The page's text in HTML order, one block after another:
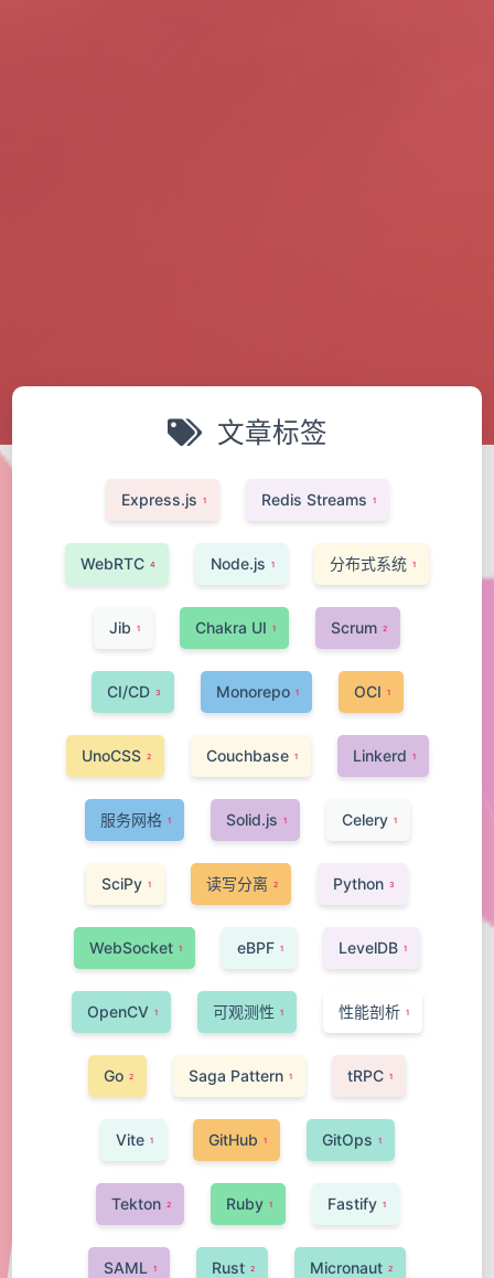
文章标签
Express.js 1 Redis Streams 1
WebRTC 4 Node.js 1 分布式系统 1
Jib 1 Chakra UI 1 Scrum 2
CI/CD 3 Monorepo 1 OCI 1
UnoCSS 2 Couchbase 1 Linkerd 1
服务网格 1 Solid.js 1 Celery 1
SciPy 1 读写分离 2 Python 3
WebSocket 1 eBPF 1 LevelDB 1
OpenCV 1 可观测性 1 性能剖析 1
Go 2 Saga Pattern 1 tRPC 1
Vite 1 GitHub 1 GitOps 1
Tekton 2 Ruby 1 Fastify 1
SAML 1 Rust 2 Micronaut 2